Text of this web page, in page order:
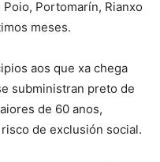
Portomarín, Rianxo
meses.
aos que xa chega
subministran preto de
de 60 anos,
de exclusión social.